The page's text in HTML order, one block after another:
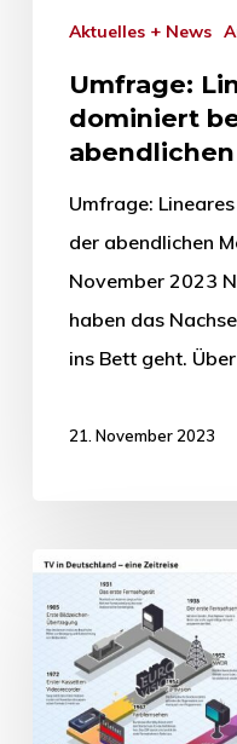
Aktuelles + News
Umfrage:
dominiert
Umfrage:
der abendlichen
November 2023
haben das
ins Bett geht.
21. November 2023